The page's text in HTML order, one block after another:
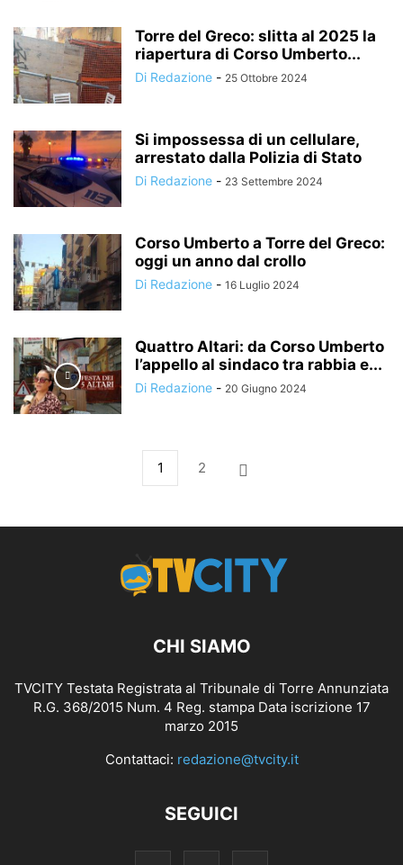
Torre del Greco: slitta al 2025 la
riapertura di Corso Umberto...
Di Redazione - 25 Ottobre 2024
Si impossessa di un cellulare,
arrestato dalla Polizia di Stato
Di Redazione - 23 Settembre 2024
Corso Umberto a Torre del Greco:
oggi un anno dal crollo
Di Redazione - 16 Luglio 2024
Quattro Altari: da Corso Umberto
l’appello al sindaco tra rabbia e...
Di Redazione - 20 Giugno 2024
1 2
CHI SIAMO
TVCITY Testata Registrata al Tribunale di Torre Annunziata
R.G. 368/2015 Num. 4 Reg. stampa Data iscrizione 17
marzo 2015
Contattaci: redazione@tvcity.it
SEGUICI